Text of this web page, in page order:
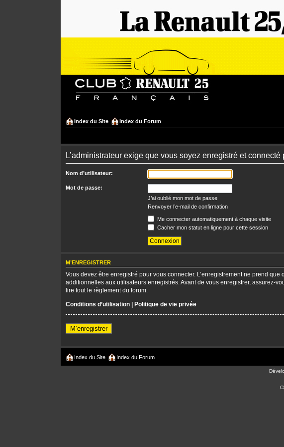
Index du Site Index du Forum
L’administrateur exige que vous soyez enregistré et
Nom d’utilisateur:
Mot de passe:
J’ai oublié mon mot de passe
Renvoyer l’e-mail de confirmation
Me connecter automatiquement à chaque visite
Cacher mon statut en ligne pour cette session
M’ENREGISTRER
Vous devez être enregistré pour vous connecter. L’enregistrement ne prend
additionnelles aux utilisateurs enregistrés. Avant de vous enregistrer, assurez-
lire tout le règlement du forum.
Conditions d’utilisation | Politique de vie privée
M’enregistrer
Index du Site Index du Forum